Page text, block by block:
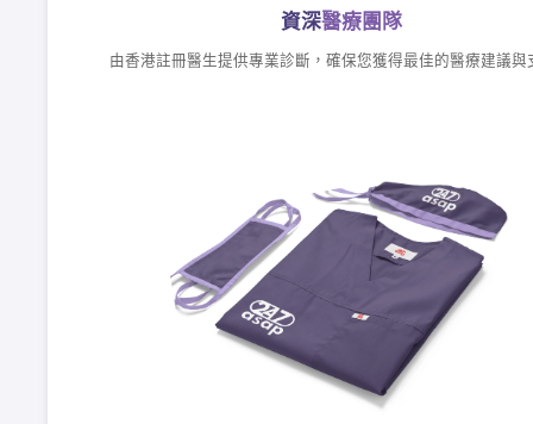
資深醫療團隊
由香港註冊醫生提供專業診斷，確保您獲得最佳的醫療建議與